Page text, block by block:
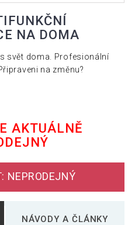
NA DOMA
svět doma. Profesionální
na změnu?
AKTUÁLNĚ
NEPRODEJNÝ
NÁVODY A ČLÁNKY